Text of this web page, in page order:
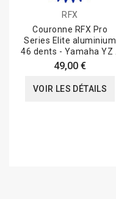
RFX
Couronne RFX Pro
Series Elite aluminium
46 dents - Yamaha YZ /
YZ-F
49,00 €
VOIR LES DÉTAILS